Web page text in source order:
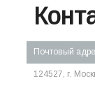
Почтовый
124527, г.